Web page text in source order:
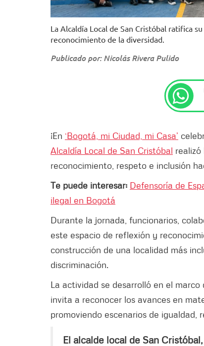
La Alcaldía Local de San Cristóbal ratifica
reconocimiento de la diversidad.
Publicado por: Nicolás Rivera Pulido
¡En ‘Bogotá, mi Ciudad, mi Casa’
Alcaldía Local de San Cristóbal
reconocimiento, respeto e inclusión
Te puede interesar: Defensoría de
ilegal en Bogotá
Durante la jornada, funcionarios,
este espacio de reflexión y
construcción de una localidad más
discriminación.
La actividad se desarrolló en el
invita a reconocer los avances en
promoviendo escenarios de igualdad,
El alcalde local de San